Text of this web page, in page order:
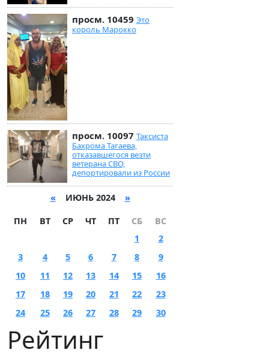
просм. 10459 Это
король Марокко
просм. 10097 Таксиста
Бахрома Тагаева,
отказавшегося везти
ветерана СВО,
депортировали из России
« ИЮНЬ 2024 »
ПН ВТ СР ЧТ ПТ СБ
ВС
1
2
3
4 5 6 7 8
9
10
11 12 13 14 15
16
17
18 19 20 21 22
23
24
25 26 27 28 29 30
Рейтинг